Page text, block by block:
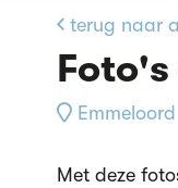
terug naar
Emmeloord
Met deze